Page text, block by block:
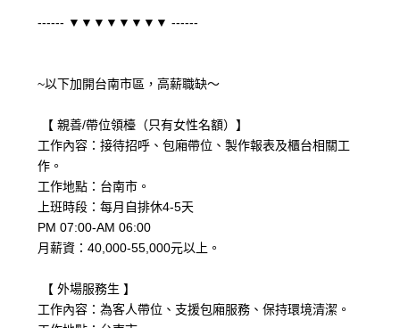
------ ▼▼▼▼▼▼▼▼ ------
~以下加開台南市區，高薪職缺～
【 親善/帶位領檯（只有女性名額）】
工作內容：接待招呼、包廂帶位、製作報表及櫃台相關工
作。
工作地點：台南市。
上班時段：每月自排休4-5天
PM 07:00-AM 06:00
月薪資：40,000-55,000元以上。
【 外場服務生 】
工作內容：為客人帶位、支援包廂服務、保持環境清潔。